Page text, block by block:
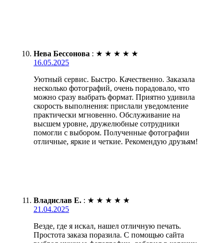
Нева Бессонова : ★ ★ ★ ★ ★
16.05.2025
Уютный сервис. Быстро. Качественно. Заказала
несколько фотографий, очень порадовало, что
можно сразу выбрать формат. Приятно удивила
скорость выполнения: прислали уведомление
практически мгновенно. Обслуживание на
высшем уровне, дружелюбные сотрудники
помогли с выбором. Полученные фотографии
отличные, яркие и четкие. Рекомендую друзьям!
Владислав Е. : ★ ★ ★ ★ ★
21.04.2025
Везде, где я искал, нашел отличную печать.
Простота заказа поразила. С помощью сайта